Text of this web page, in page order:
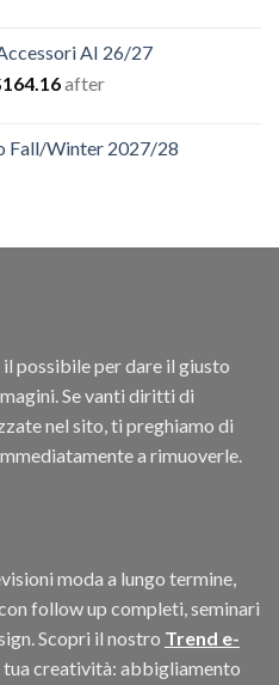
AI 26/27
164.16Il
è:
after
Fall/Winter 2027/28
possibile per dare il giusto
Se vanti diritti di
nel sito, ti preghiamo di
a rimuoverle.
moda a lungo termine,
follow up completi, seminari
Scopri il nostro Trend e-
tua creatività: abbigliamento